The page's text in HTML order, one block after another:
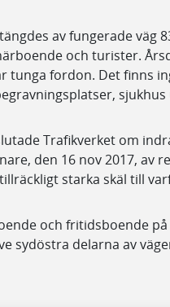
av fungerade väg
och turister.
tunga fordon. Det finns
Trafikverket om
den 16 nov 2017, av
starka skäl till
och fritidsboende
sydöstra delarna av